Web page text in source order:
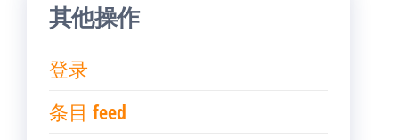
其他操作
登录
条目 feed